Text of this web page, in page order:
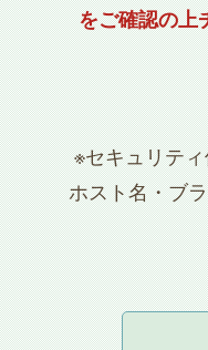
をご確認の上
※セキュリテ
ホスト名・ブ